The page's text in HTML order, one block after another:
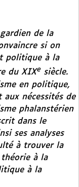
de la
si on
politique à la
du XIXe siècle.
en politique,
aux nécessités de
phalanstérien
dans le
ses analyses
à trouver la
à la
à la